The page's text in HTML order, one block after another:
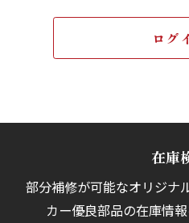
在庫
部分補修が可能なオリジナ
カー優良部品の在庫情